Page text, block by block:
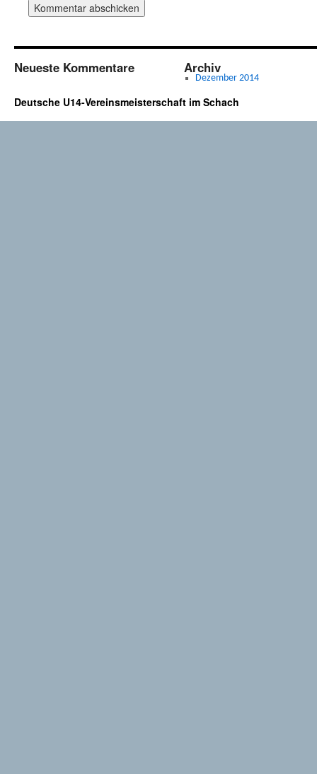
Neueste Kommentare Archiv
Dezember 2014
Deutsche U14-Vereinsmeisterschaft im Schach